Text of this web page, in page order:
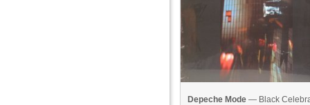
Depeche Mode— Black